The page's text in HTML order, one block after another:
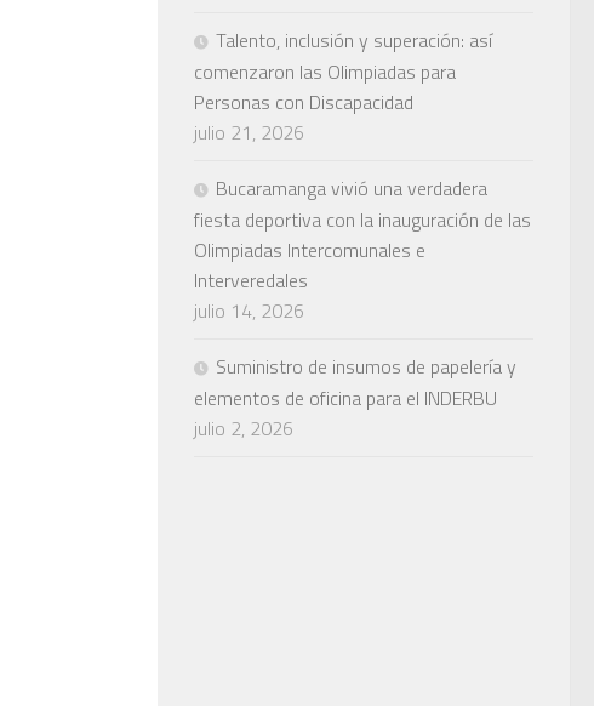
Talento, inclusión y superación: así
comenzaron las Olimpiadas para
Personas con Discapacidad
julio 21, 2026
Bucaramanga vivió una verdadera
fiesta deportiva con la inauguración de las
Olimpiadas Intercomunales e
Interveredales
julio 14, 2026
Suministro de insumos de papelería y
elementos de oficina para el INDERBU
julio 2, 2026